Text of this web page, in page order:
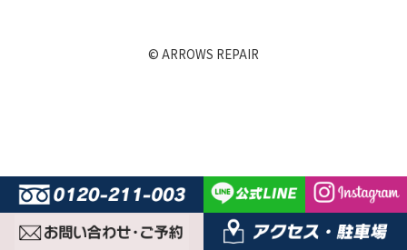
© ARROWS REPAIR